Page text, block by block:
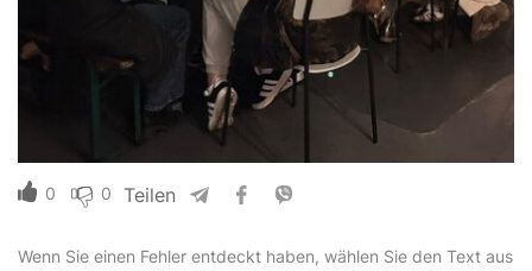
0 0 Teilen
Wenn Sie einen Fehler entdeckt haben, wählen Sie den Text aus